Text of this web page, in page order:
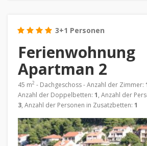
3+1 Personen
Ferienwohnung
Apartman 2
45 m2 - Dachgeschoss - Anzahl der Zimmer:
Anzahl der Doppelbetten: 1, Anzahl der
3, Anzahl der Personen in Zusatzbetten: 1